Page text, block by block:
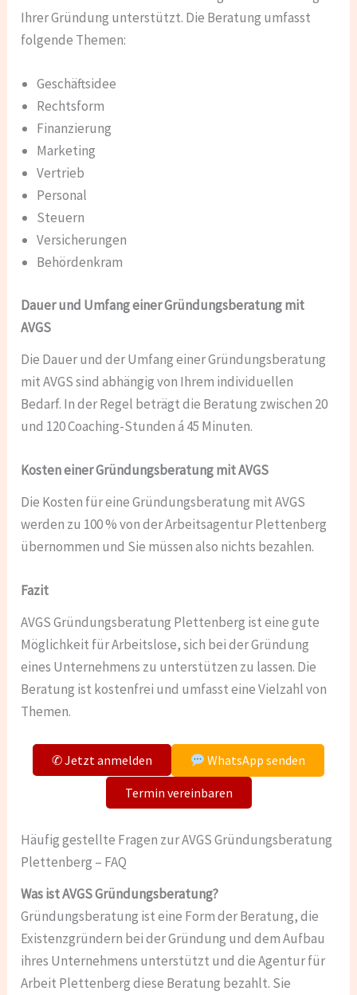
Ihrer Gründung unterstützt. Die Beratung umfasst
folgende Themen:
Geschäftsidee
Rechtsform
Finanzierung
Marketing
Vertrieb
Personal
Steuern
Versicherungen
Behördenkram
Dauer und Umfang einer Gründungsberatung mit
AVGS
Die Dauer und der Umfang einer Gründungsberatung
mit AVGS sind abhängig von Ihrem individuellen
Bedarf. In der Regel beträgt die Beratung zwischen 20
und 120 Coaching-Stunden á 45 Minuten.
Kosten einer Gründungsberatung mit AVGS
Die Kosten für eine Gründungsberatung mit AVGS
werden zu 100 % von der Arbeitsagentur Plettenberg
übernommen und Sie müssen also nichts bezahlen.
Fazit
AVGS Gründungsberatung Plettenberg ist eine gute
Möglichkeit für Arbeitslose, sich bei der Gründung
eines Unternehmens zu unterstützen zu lassen. Die
Beratung ist kostenfrei und umfasst eine Vielzahl von
Themen.
✆ Jetzt anmelden
WhatsApp senden
Termin vereinbaren
Häufig gestellte Fragen zur AVGS Gründungsberatung
Plettenberg – FAQ
Was ist AVGS Gründungsberatung?
Gründungsberatung ist eine Form der Beratung, die
Existenzgründern bei der Gründung und dem Aufbau
ihres Unternehmens unterstützt und die Agentur für
Arbeit Plettenberg diese Beratung bezahlt. Sie